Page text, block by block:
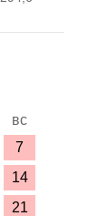
вс
7
14
21